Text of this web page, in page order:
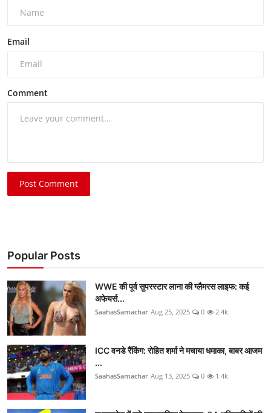
Email
Comment
Post Comment
Popular Posts
WWE की पूर्व सुपरस्टार लाना की ग्लैमरस लाइफ: कई
अफेयर्स...
SaahasSamachar Aug 25, 2025 0 2.4k
ICC वनडे रैंकिंग: रोहित शर्मा ने मचाया धमाका, बाबर आजम
...
SaahasSamachar Aug 13, 2025 0 1.4k